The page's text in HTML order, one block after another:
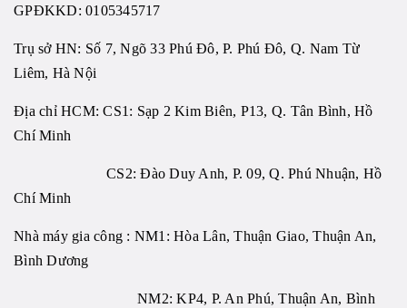
GPĐKKD: 0105345717
Trụ sở HN: Số 7, Ngõ 33 Phú Đô, P. Phú Đô, Q. Nam Từ
Liêm, Hà Nội
Địa chỉ HCM: CS1: Sạp 2 Kim Biên, P13, Q. Tân Bình, Hồ
Chí Minh
CS2: Đào Duy Anh, P. 09, Q. Phú Nhuận, Hồ
Chí Minh
Nhà máy gia công : NM1: Hòa Lân, Thuận Giao, Thuận An,
Bình Dương
NM2: KP4, P. An Phú, Thuận An, Bình